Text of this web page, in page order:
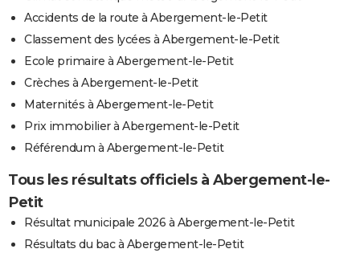
Accidents de la route à Abergement-le-Petit
Classement des lycées à Abergement-le-Petit
Ecole primaire à Abergement-le-Petit
Crèches à Abergement-le-Petit
Maternités à Abergement-le-Petit
Prix immobilier à Abergement-le-Petit
Référendum à Abergement-le-Petit
Tous les résultats officiels à Abergement-le-
Petit
Résultat municipale 2026 à Abergement-le-Petit
Résultats du bac à Abergement-le-Petit